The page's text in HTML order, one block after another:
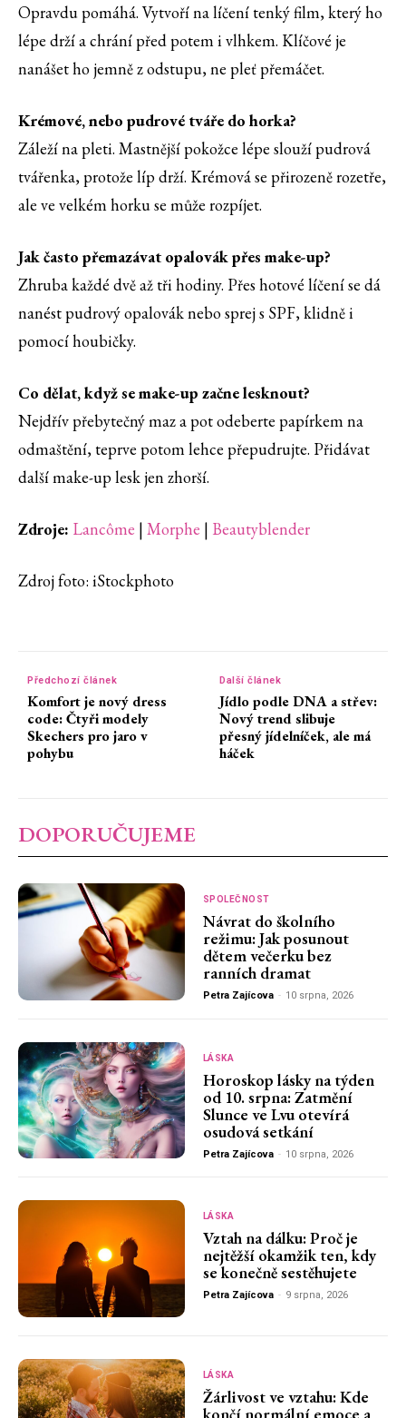
Opravdu pomáhá. Vytvoří na líčení tenký film, který ho
lépe drží a chrání před potem i vlhkem. Klíčové je
nanášet ho jemně z odstupu, ne pleť přemáčet.
Krémové, nebo pudrové tváře do horka?
Záleží na pleti. Mastnější pokožce lépe slouží pudrová
tvářenka, protože líp drží. Krémová se přirozeně rozetře,
ale ve velkém horku se může rozpíjet.
Jak často přemazávat opalovák přes make-up?
Zhruba každé dvě až tři hodiny. Přes hotové líčení se dá
nanést pudrový opalovák nebo sprej s SPF, klidně i
pomocí houbičky.
Co dělat, když se make-up začne lesknout?
Nejdřív přebytečný maz a pot odeberte papírkem na
odmaštění, teprve potom lehce přepudrujte. Přidávat
další make-up lesk jen zhorší.
Zdroje: Lancôme | Morphe | Beautyblender
Zdroj foto: iStockphoto
Předchozí článek
Komfort je nový dress
code: Čtyři modely
Skechers pro jaro v
pohybu
Další článek
Jídlo podle DNA a střev:
Nový trend slibuje
přesný jídelníček, ale má
háček
DOPORUČUJEME
SPOLEČNOST
Návrat do školního
režimu: Jak posunout
dětem večerku bez
ranních dramat
Petra Zajícova - 10 srpna, 2026
LÁSKA
Horoskop lásky na týden
od 10. srpna: Zatmění
Slunce ve Lvu otevírá
osudová setkání
Petra Zajícova - 10 srpna, 2026
LÁSKA
Vztah na dálku: Proč je
nejtěžší okamžik ten, kdy
se konečně sestěhujete
Petra Zajícova - 9 srpna, 2026
LÁSKA
Žárlivost ve vztahu: Kde